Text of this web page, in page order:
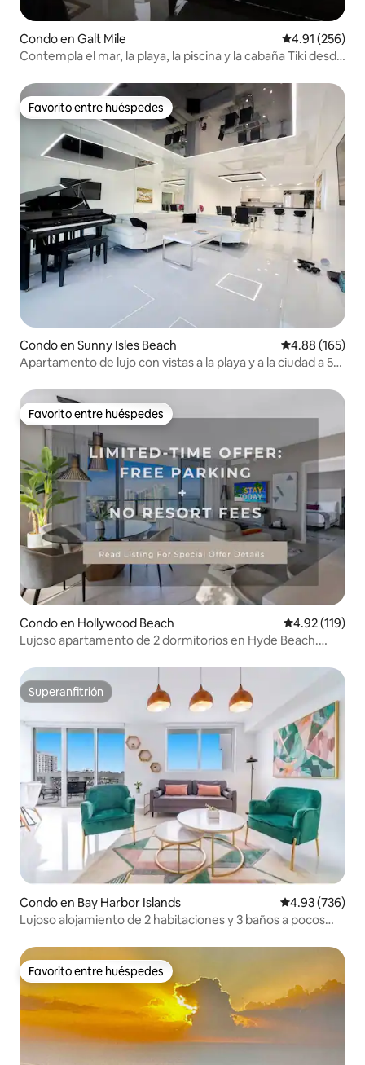
Condo en Galt Mile Calificación
4.91 (256)
Contempla el mar, la playa, la piscina y la cabaña Tiki desde
Favorito entre huéspedes
Favorito entre huéspedes
Condo en Sunny Isles Beach Calificación
4.88 (165)
Apartamento de lujo con vistas a la playa y a la ciudad a 5
Favorito entre huéspedes
Favorito entre huéspedes
Condo en Hollywood Beach Calificación
4.92 (119)
Lujoso apartamento de 2 dormitorios en Hyde Beach.
Superanfitrión
Superanfitrión
Condo en Bay Harbor Islands Calificación
4.93 (736)
Lujoso alojamiento de 2 habitaciones y 3 baños a pocos
Favorito entre huéspedes
Favorito entre huéspedes